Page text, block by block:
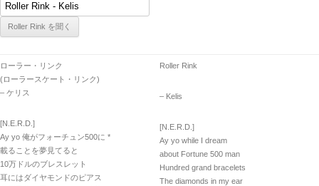
ローラー・リンク
(ローラースケート・リンク)
– ケリス
[N.E.R.D.]
Ay yo 俺がフォーチュン500に *
載ることを夢見てると
10万ドルのブレスレット
耳にはダイヤモンドのピアス
Roller Rink
– Kelis
[N.E.R.D.]
Ay yo while I dream
about Fortune 500 man
Hundred grand bracelets
The diamonds in my ear